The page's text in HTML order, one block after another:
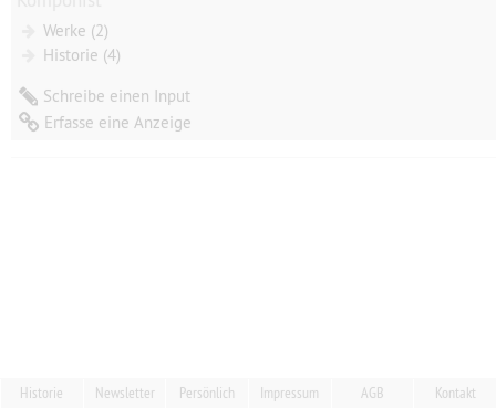
Werke (2)
Historie (4)
Schreibe einen Input
Erfasse eine Anzeige
Historie Newsletter Persönlich Impressum AGB Kontakt